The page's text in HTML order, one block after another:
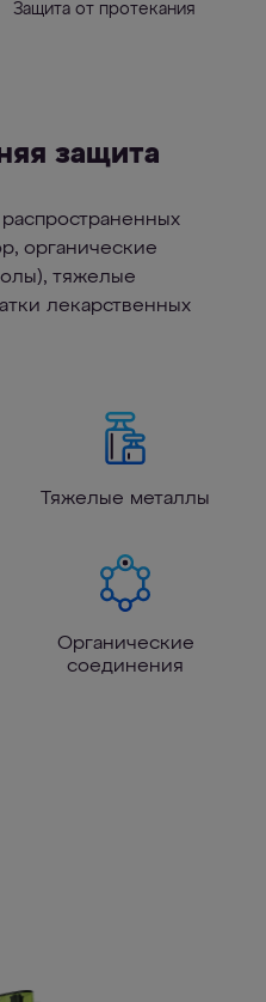
Защита от протекания
защита
органические
тяжелые
лекарственных
Тяжелые металлы
Органические
соединения